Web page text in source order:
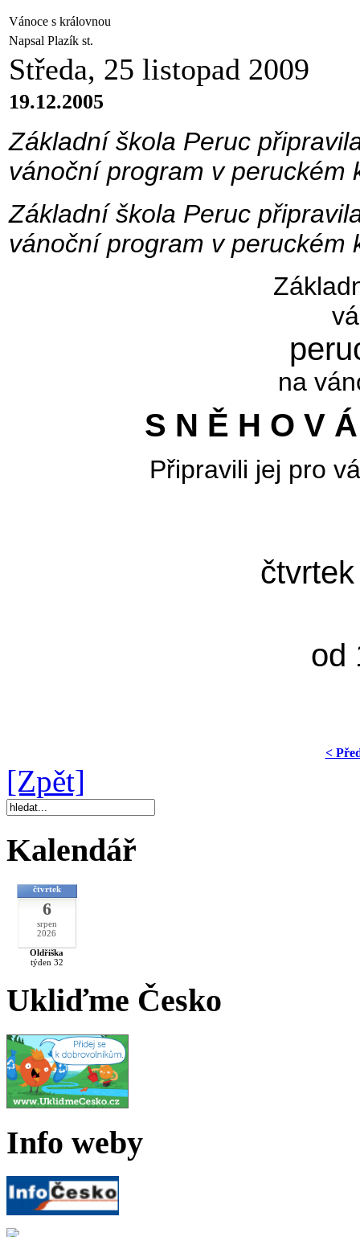
Vánoce s královnou
Napsal Plazík st.
Středa, 25 listopad 2009
19.12.2005
Základní škola Peruc
vánoční program v peruckém
Základní škola Peruc
vánoční program v peruckém
na
S N Ě H O V
Připravili jej pro
od
<
[Zpět]
Kalendář
čtvrtek
6
srpen
2026
Oldřiška
týden 32
Ukliďme Česko
Info weby